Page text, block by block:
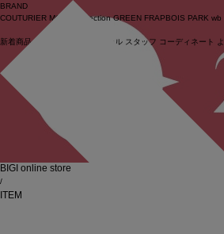
ログイン
BRAND
COUTURIER MOGA Collection GREEN FRAPBOIS PARK wb
新着商品 (ライブ) セール スタッフ コーディネート
BIGI online store
/
ITEM